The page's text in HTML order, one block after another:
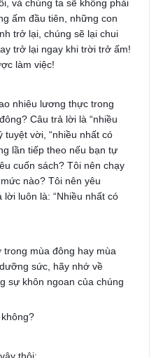
và chúng ta sẽ không phải
ấm đầu tiên, những con
trở lại, chúng sẽ lại chui
trở lại ngay khi trời trở ấm!
làm việc!
nhiêu lương thực trong
Câu trả lời là “nhiều
tuyệt vời, “nhiều nhất có
lần tiếp theo nếu bạn tự
cuốn sách? Tôi nên chạy
nào? Tôi nên yêu
luôn là: “Nhiều nhất có
trong mùa đông hay mùa
sức, hãy nhớ về
sự khôn ngoan của chúng